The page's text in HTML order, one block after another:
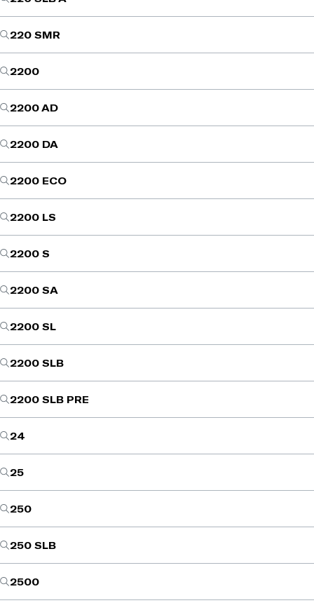
220 SMR
2200
2200 AD
2200 DA
2200 ECO
2200 LS
2200 S
2200 SA
2200 SL
2200 SLB
2200 SLB PRE
24
25
250
250 SLB
2500